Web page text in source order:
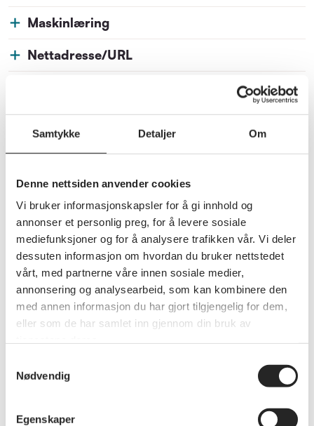
Samtykke Detaljer Om
Denne nettsiden anvender cookies
Vi bruker informasjonskapsler for å gi innhold og
annonser et personlig preg, for å levere sosiale
mediefunksjoner og for å analysere trafikken vår. Vi deler
dessuten informasjon om hvordan du bruker nettstedet
vårt, med partnerne våre innen sosiale medier,
annonsering og analysearbeid, som kan kombinere den
med annen informasjon du har gjort tilgjengelig for dem,
eller som de har samlet inn gjennom din bruk av
Nødvendig
Egenskaper
Maskinlæring
Nettadresse/URL
Nettmøte
Oppløsning
Piksel
Podcast
Portal
Program
Regneark
Selfie
Smarttelefon